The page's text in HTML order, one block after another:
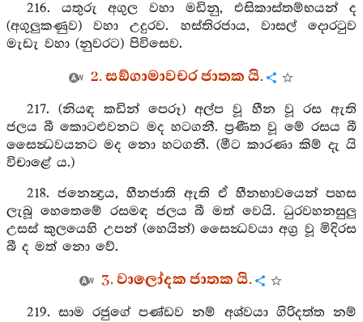
216. යතුරු අගුල වහා මඩිනු, එසිකාස්තම්භයන් ද
(අගුලුකණුව) වහා උදුරව. හස්තිරජාය, වාසල් දොරටුව
මැඩැ වහා (නුවරට) පිවිසෙව.
2. සඞ්ගාමාවචර ජාතක යි.
217. (නියඳ කඩින් පෙරූ) අල්ප වූ හීන වූ රස ඇති
ජලය බී කොටළුවනට මද හටගනී. ප්‍රණීත වූ මේ රසය බී
සෛන්‍ධවයනට මද නො හටගනී. (මීට කාරණා කිම් දැ යි
විචාළේ ය.)
218. ජනෙන්‍ද්‍රය, හීනජාති ඇති ඒ හීනභාවයෙන් පහස
ලැබූ හෙතෙමේ රසමඳ ජලය බී මත් වෙයි. ධුරවහනසුලු
උසස් කුලයෙහි උපන් (හෙයින්) සෛන්‍ධවයා අග්‍ර වූ මිදිරස
බී ද මත් නො වේ.
3. වාලෝදක ජාතක යි.
219. සාම රජුගේ පණ්ඩව නම් අශ්වයා ගිරිදත්ත නම්